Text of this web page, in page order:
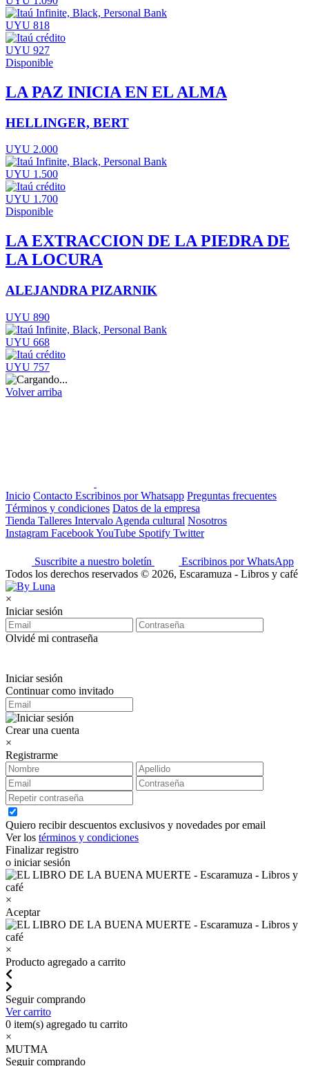
UYU 818
UYU 927
Disponible
LA PAZ INICIA EN EL ALMA
HELLINGER, BERT
UYU 2.000
UYU 1.500
UYU 1.700
Disponible
LA EXTRACCION DE LA PIEDRA DE
LA LOCURA
ALEJANDRA PIZARNIK
UYU 890
UYU 668
UYU 757
Volver arriba
Inicio Contacto Escribinos por Whatsapp Preguntas frecuentes
Términos y condiciones Datos de la empresa
Tienda Talleres Intervalo Agenda cultural Nosotros
Instagram FacebookYouTube Spotify Twitter
Suscribite a nuestro boletín
Escribinos por WhatsApp
Todos los derechos reservados © 2026, Escaramuza - Libros y café
×
Iniciar sesión
Olvidé mi contraseña
Iniciar sesión
Continuar como invitado
Crear una cuenta
×
Registrarme
Quiero recibir descuentos exclusivos y novedades por email
Ver los términos y condiciones
Finalizar registro
o iniciar sesión
×
Aceptar
×
Producto agregado a carrito
Seguir comprando
Ver carrito
0 item(s) agregado tu carrito
×
MUTMA
Seguir comprando